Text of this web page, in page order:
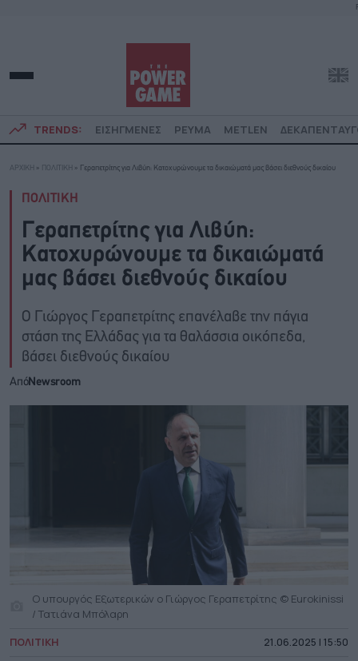
TRENDS: ΕΙΣΗΓΜΕΝΕΣ ΡΕΥΜΑ METLEN
ΑΡΧΙΚΗ » ΠΟΛΙΤΙΚΗ » Γεραπετρίτης για Λιβύη: Κατοχυρώνουμε τα δικαιώματά μας βάσει διεθνούς δικαίου
ΠΟΛΙΤΙΚΗ
Γεραπετρίτης για Λιβύη:
Κατοχυρώνουμε τα δικαιώματά
μας βάσει διεθνούς δικαίου
Ο Γιώργος Γεραπετρίτης επανέλαβε την πάγια
στάση της Ελλάδας για τα θαλάσσια οικόπεδα,
βάσει διεθνούς δικαίου
ΑπόNewsroom
Ο υπουργός Εξωτερικών ο Γιώργος Γεραπετρίτης © Eurokinissi
/ Τατιάνα Μπόλαρη
ΠΟΛΙΤΙΚΗ 21.06.2025 | 15:50